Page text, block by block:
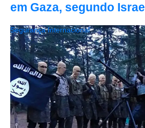
em Gaza, segundo Israel
Segurança Internacional